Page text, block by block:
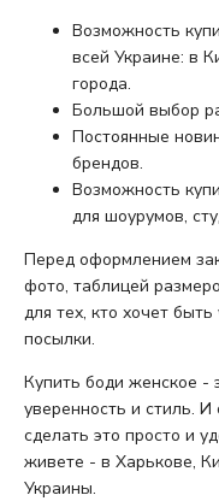
Возможность
всей Украине: в
города.
Большой выбор
Постоянные
брендов.
Возможность
для шоурумов,
Перед оформлением
фото, таблицей
для тех, кто хочет
посылки.
Купить боди женское -
уверенность и стиль.
сделать это просто и
живете - в Харькове,
Украины.